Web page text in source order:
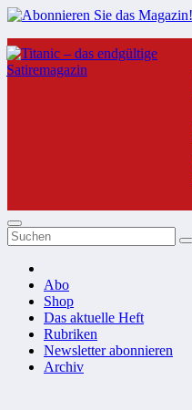
Zum
Inhalt
springen
Abo
Shop
Das aktuelle Heft
Rubriken
Newsletter abonnieren
Archiv